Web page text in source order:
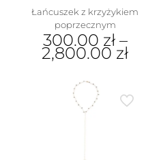
Łańcuszek z krzyżykiem
poprzecznym
300.00 zł–
2,800.00 zł
produkt
ma
wiele